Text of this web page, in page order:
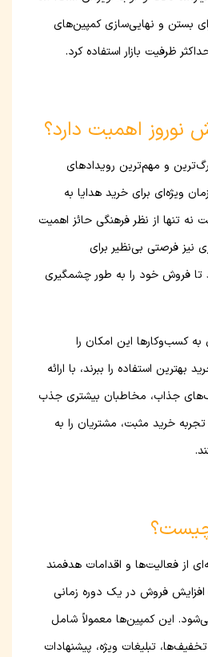
بستن و نهایی‌سازی کمپین‌های
ظرفیت بازار استفاده کرد.
نوروز اهمیت دارد؟
و مهم‌ترین رویدادهای
ویژه‌ای برای خرید هدایا به
تنها از نظر فرهنگی حائز اهمیت
نیز فرصتی بی‌نظیر برای
تا فروش خود را به طور چشمگیری
کسب‌وکارها این امکان را
استفاده را ببرند، با ارائه
جذاب، مخاطبان بیشتری جذب
خرید مثبت، مشتریان را به
از فعالیت‌ها و اقدامات هدفمند
فروش در یک دوره زمانی
این کمپین‌ها معمولاً شامل
تخفیف‌ها، تبلیغات ویژه، پیشنهادات